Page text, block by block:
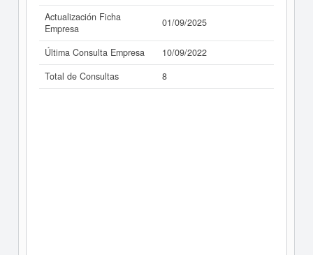
Actualización Ficha
Empresa
01/09/2025
Última Consulta Empresa
10/09/2022
Total de Consultas
8